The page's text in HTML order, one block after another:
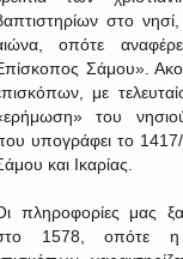
στο
οπότε
Σάμου».
με
του
υπογράφει το
και Ικαρίας.
πληροφορίες μας
1578, οπότε η